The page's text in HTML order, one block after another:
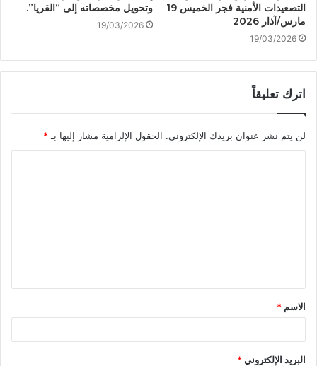
التصعيدات الأمنية فجر الخميس 19
مارس/آذار 2026
19/03/2026
وتحويل مخصصاته إلى “القريا”.
19/03/2026
اترك تعليقاً
لن يتم نشر عنوان بريدك الإلكتروني. الحقول الإلزامية مشار إليها بـ *
ق
*
الاسم *
البريد الإلكتروني*